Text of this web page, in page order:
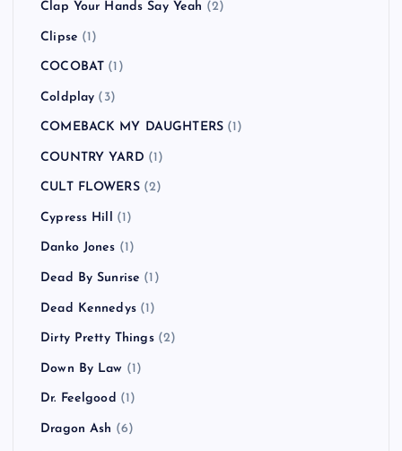
Clap Your Hands Say Yeah (2)
Clipse (1)
COCOBAT (1)
Coldplay (3)
COMEBACK MY DAUGHTERS (1)
COUNTRY YARD (1)
CULT FLOWERS(2)
Cypress Hill (1)
Danko Jones (1)
Dead By Sunrise (1)
Dead Kennedys(1)
Dirty Pretty Things(2)
Down By Law (1)
Dr. Feelgood (1)
Dragon Ash (6)